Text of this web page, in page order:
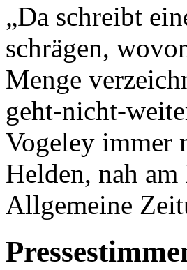
„Da schreibt
schrägen,
Menge
geht-nicht-
Vogeley immer
Helden, nah
Allgemeine